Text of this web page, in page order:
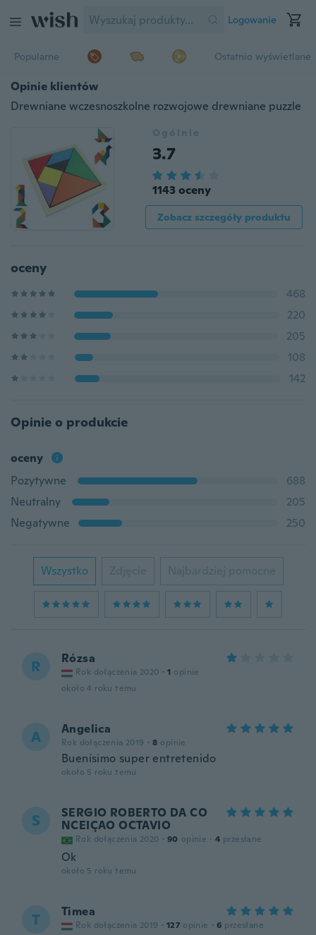
Logowanie
Popularne Ostatnio wyświetlane
Opinie klientów
Drewniane wczesnoszkolne rozwojowe drewniane puzzle
Ogólnie
3.7
1143 oceny
Zobacz szczegóły produktu
oceny
468
220
205
108
142
Opinie o produkcie
oceny
Pozytywne
688
Neutralny
205
Negatywne
250
Wszystko Zdjęcie Najbardziej pomocne
R Rózsa
Rok dołączenia 2020 · 1 opinie
około 4 roku temu
A Angelica
Rok dołączenia 2019 · 8 opinie
Buenísimo super entretenido
około 5 roku temu
S
SERGIO ROBERTO DA CO
NCEIÇAO OCTAVIO
Rok dołączenia 2020 · 90 opinie · 4 przesłane
Ok
około 5 roku temu
T Timea
Rok dołączenia 2019 · 127 opinie · 6 przesłane